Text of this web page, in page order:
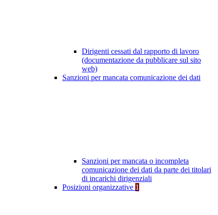
Dirigenti cessati dal rapporto di lavoro
(documentazione da pubblicare sul sito
web)
Sanzioni per mancata comunicazione dei dati
Sanzioni per mancata o incompleta
comunicazione dei dati da parte dei titolari
di incarichi dirigenziali
Posizioni organizzative 1